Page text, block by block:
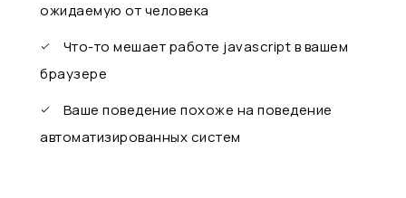
ожидаемую от человека
Что-то мешает работе javascript в вашем
браузере
Ваше поведение похоже на поведение
автоматизированных систем